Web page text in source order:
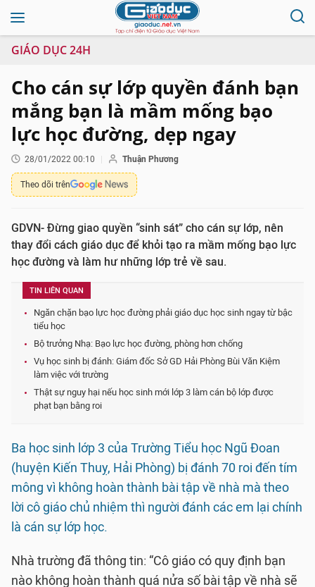
GIÁO DỤC 24H
Cho cán sự lớp quyền đánh bạn
mắng bạn là mầm mống bạo
lực học đường, dẹp ngay
28/01/2022 00:10 Thuận Phương
Theo dõi trên
GDVN- Đừng giao quyền “sinh sát” cho cán sự lớp, nên
thay đổi cách giáo dục để khỏi tạo ra mầm mống bạo lực
học đường và làm hư những lớp trẻ về sau.
TIN LIÊN QUAN
Ngăn chặn bạo lực học đường phải giáo dục học sinh ngay từ bậc
tiểu học
Bộ trưởng Nhạ: Bạo lực học đường, phòng hơn chống
Vụ học sinh bị đánh: Giám đốc Sở GD Hải Phòng Bùi Văn Kiệm
làm việc với trường
Thật sự nguy hại nếu học sinh mới lớp 3 làm cán bộ lớp được
phạt bạn bằng roi
Ba học sinh lớp 3 của Trường Tiểu học Ngũ Đoan
(huyện Kiến Thuỵ, Hải Phòng) bị đánh 70 roi đến tím
mông vì không hoàn thành bài tập về nhà mà theo
lời cô giáo chủ nhiệm thì người đánh các em lại chính
là cán sự lớp học.
Nhà trường đã thông tin: “Cô giáo có quy định bạn
nào không hoàn thành quá nửa số bài tập về nhà sẽ